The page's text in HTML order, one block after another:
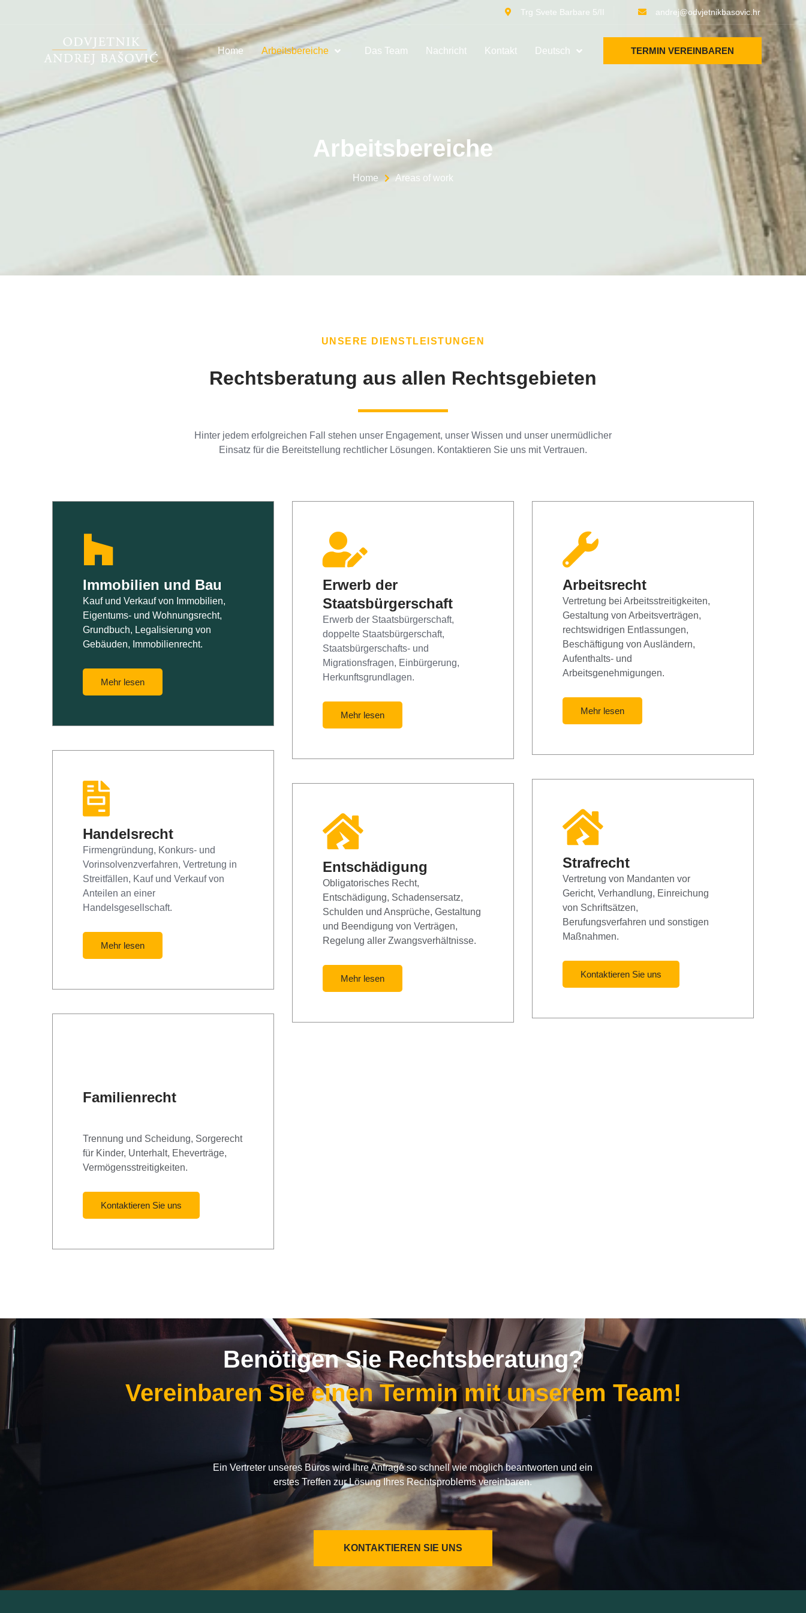
Trg Svete Barbare 5/II andrej@odvjetnikbasovic.hr
Home Arbeitsbereiche Das Team Nachricht Kontakt Deutsch TERMIN VEREINBAREN
Arbeitsbereiche
Home Areas of work
UNSERE DIENSTLEISTUNGEN
Rechtsberatung aus allen Rechtsgebieten
Hinter jedem erfolgreichen Fall stehen unser Engagement, unser Wissen und unser unermüdlicher
Einsatz für die Bereitstellung rechtlicher Lösungen. Kontaktieren Sie uns mit Vertrauen.
Immobilien und Bau
Kauf und Verkauf von Immobilien,
Eigentums- und Wohnungsrecht,
Grundbuch, Legalisierung von
Gebäuden, Immobilienrecht.
Mehr lesen
Handelsrecht
Firmengründung, Konkurs- und
Vorinsolvenzverfahren, Vertretung in
Streitfällen, Kauf und Verkauf von
Anteilen an einer
Handelsgesellschaft.
Mehr lesen
Familienrecht
Trennung und Scheidung, Sorgerecht
für Kinder, Unterhalt, Eheverträge,
Vermögensstreitigkeiten.
Kontaktieren Sie uns
Erwerb der
Staatsbürgerschaft
Erwerb der Staatsbürgerschaft,
doppelte Staatsbürgerschaft,
Staatsbürgerschafts- und
Migrationsfragen, Einbürgerung,
Herkunftsgrundlagen.
Mehr lesen
Entschädigung
Obligatorisches Recht,
Entschädigung, Schadensersatz,
Schulden und Ansprüche, Gestaltung
und Beendigung von Verträgen,
Regelung aller Zwangsverhältnisse.
Mehr lesen
Arbeitsrecht
Vertretung bei Arbeitsstreitigkeiten,
Gestaltung von Arbeitsverträgen,
rechtswidrigen Entlassungen,
Beschäftigung von Ausländern,
Aufenthalts- und
Arbeitsgenehmigungen.
Mehr lesen
Strafrecht
Vertretung von Mandanten vor
Gericht, Verhandlung, Einreichung
von Schriftsätzen,
Berufungsverfahren und sonstigen
Maßnahmen.
Kontaktieren Sie uns
Benötigen Sie Rechtsberatung?
Vereinbaren Sie einen Termin mit unserem Team!
Ein Vertreter unseres Büros wird Ihre Anfrage so schnell wie möglich beantworten und ein
erstes Treffen zur Lösung Ihres Rechtsproblems vereinbaren.
KONTAKTIEREN SIE UNS